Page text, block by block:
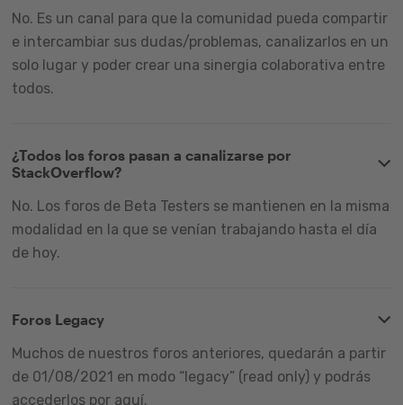
No. Es un canal para que la comunidad pueda compartir
e intercambiar sus dudas/problemas, canalizarlos en un
solo lugar y poder crear una sinergia colaborativa entre
todos.
¿Todos los foros pasan a canalizarse por
StackOverflow?
No. Los foros de Beta Testers se mantienen en la misma
modalidad en la que se venían trabajando hasta el día
de hoy.
Foros Legacy
Muchos de nuestros foros anteriores, quedarán a partir
de 01/08/2021 en modo “legacy” (read only) y podrás
accederlos por aquí.